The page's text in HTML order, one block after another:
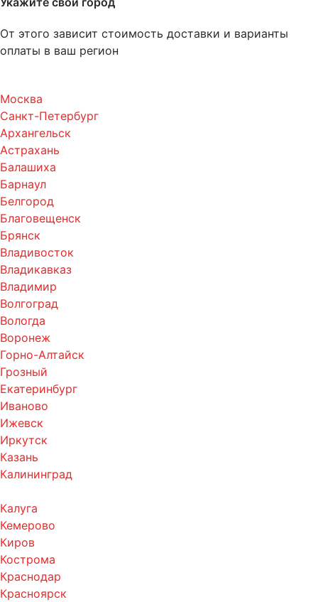
От этого зависит стоимость доставки и варианты
оплаты в ваш регион
Москва
Санкт-Петербург
Архангельск
Астрахань
Балашиха
Барнаул
Белгород
Благовещенск
Брянск
Владивосток
Владикавказ
Владимир
Волгоград
Вологда
Воронеж
Горно-Алтайск
Грозный
Екатеринбург
Иваново
Ижевск
Иркутск
Казань
Калининград
Калуга
Кемерово
Киров
Кострома
Краснодар
Красноярск